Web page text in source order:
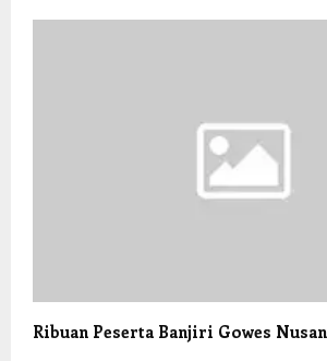
Ribuan Peserta Banjiri Gowes